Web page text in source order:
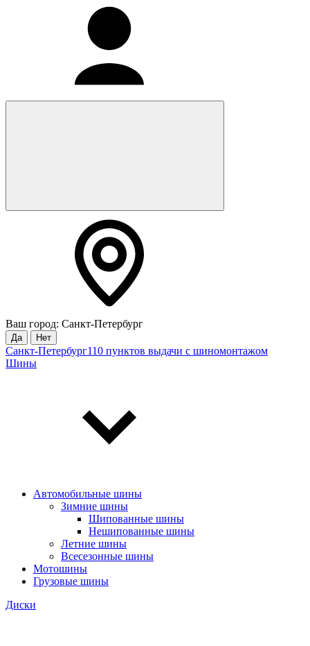
Ваш город: Санкт-Петербург
Да Нет
Санкт-Петербург110 пунктов выдачи с шиномонтажом
Шины
Автомобильные шины
Зимние шины
Шипованные шины
Нешипованные шины
Летние шины
Всесезонные шины
Мотошины
Грузовые шины
Диски